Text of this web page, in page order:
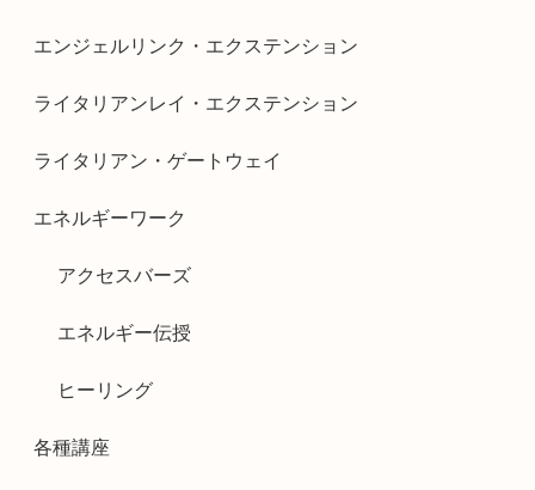
エンジェルリンク・エクステンション
ライタリアンレイ・エクステンション
ライタリアン・ゲートウェイ
エネルギーワーク
アクセスバーズ
エネルギー伝授
ヒーリング
各種講座